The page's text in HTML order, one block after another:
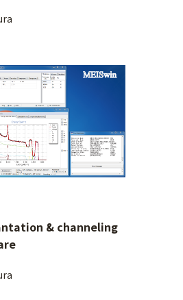
& channeling